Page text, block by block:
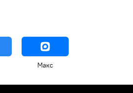
Макс